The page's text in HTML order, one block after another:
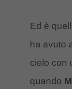
Ed è
ha avuto
cielo con
quando